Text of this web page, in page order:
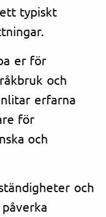
typiskt
er för
och
erfarna
för
och
och